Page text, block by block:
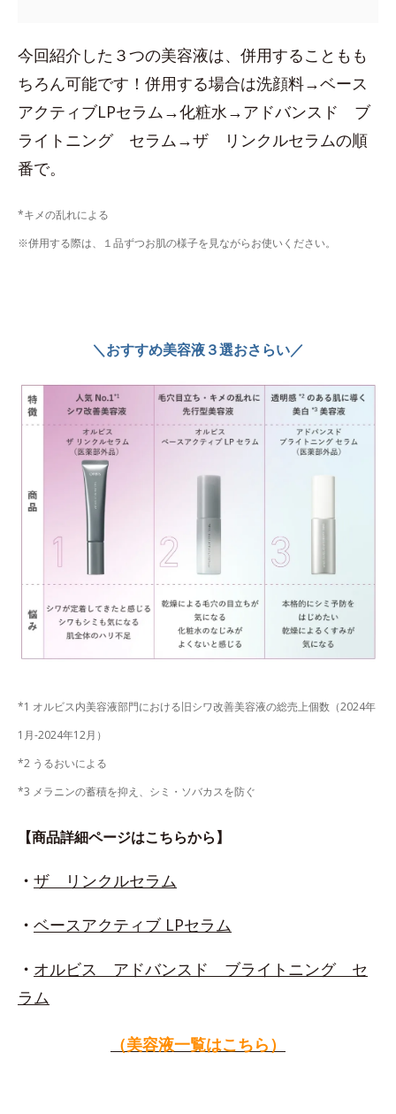
今回紹介した３つの美容液は、併用することもも
ちろん可能です！併用する場合は洗顔料→ベース
アクティブLPセラム→化粧水→アドバンスド ブ
ライトニング セラム→ザ リンクルセラムの順
番で。
*キメの乱れによる
※併用する際は、１品ずつお肌の様子を見ながらお使いください。
＼おすすめ美容液３選おさらい／
*1 オルビス内美容液部門における旧シワ改善美容液の総売上個数（2024年
1月-2024年12月）
*2 うるおいによる
*3 メラニンの蓄積を抑え、シミ・ソバカスを防ぐ
【商品詳細ページはこちらから】
・ ザ リンクルセラム
・ ベースアクティブ LPセラム
・ オルビス アドバンスド ブライトニング セ
ラム
（美容液一覧はこちら）